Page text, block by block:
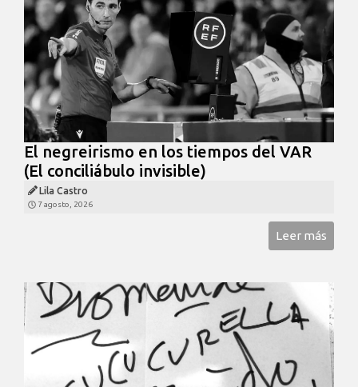
El negreirismo en los tiempos del VAR
(El conciliábulo invisible)
Lila Castro
7 agosto, 2026
Leer más